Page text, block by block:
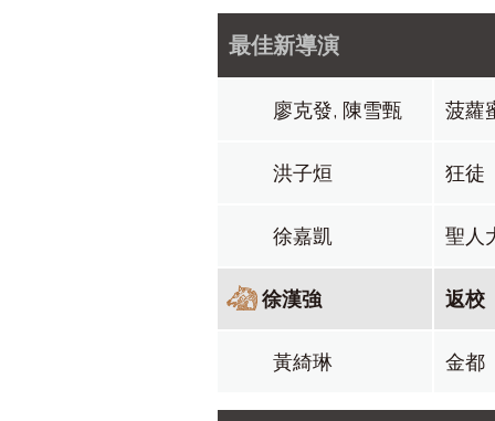
最佳新導演
廖克發, 陳雪甄 菠蘿
洪子烜 狂徒
徐嘉凱 聖人
徐漢強 返校
黃綺琳 金都